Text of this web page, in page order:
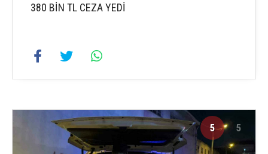
380 BİN TL CEZA YEDİ
5 5